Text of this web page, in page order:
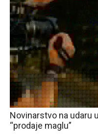
Novinarstvo na udaru
“prodaje maglu”